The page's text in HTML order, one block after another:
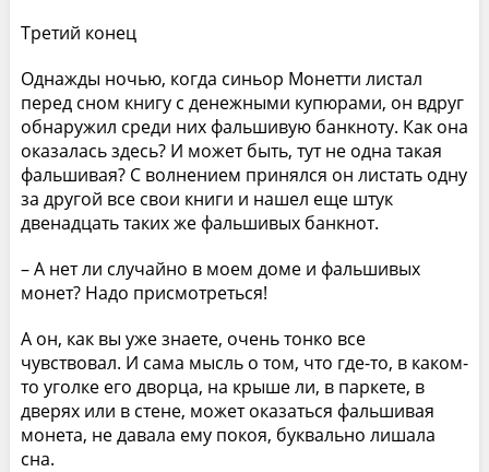
Третий конец
Однажды ночью, когда синьор Монетти листал
перед сном книгу с денежными купюрами, он вдруг
обнаружил среди них фальшивую банкноту. Как она
оказалась здесь? И может быть, тут не одна такая
фальшивая? С волнением принялся он листать одну
за другой все свои книги и нашел еще штук
двенадцать таких же фальшивых банкнот.
– А нет ли случайно в моем доме и фальшивых
монет? Надо присмотреться!
А он, как вы уже знаете, очень тонко все
чувствовал. И сама мысль о том, что где-то, в каком-
то уголке его дворца, на крыше ли, в паркете, в
дверях или в стене, может оказаться фальшивая
монета, не давала ему покоя, буквально лишала
сна.